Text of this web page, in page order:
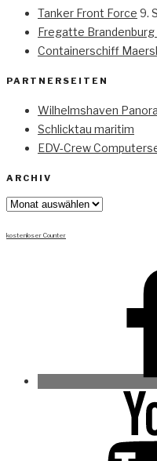
Tanker Front Force 9.
Fregatte
Containerschiff
PARTNERSEITEN
Wilhelmshaven
Schlicktau maritim
EDV-Crew
ARCHIV
Archiv
kostenloser Counter